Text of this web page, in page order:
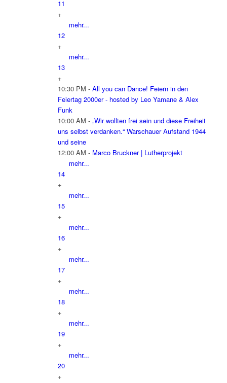
11
+
mehr...
12
+
mehr...
13
+
10:30 PM - All you can Dance! Feiern in den
Feiertag 2000er - hosted by Leo Yamane & Alex
Funk
10:00 AM - „Wir wollten frei sein und diese Freiheit
uns selbst verdanken.“ Warschauer Aufstand 1944
und seine
12:00 AM - Marco Bruckner | Lutherprojekt
mehr...
14
+
mehr...
15
+
mehr...
16
+
mehr...
17
+
mehr...
18
+
mehr...
19
+
mehr...
20
+